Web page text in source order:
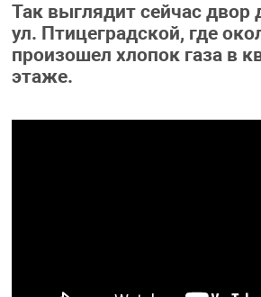
Так выглядит сейчас
ул. Птицеградской, где
произошел хлопок газа в
этаже.